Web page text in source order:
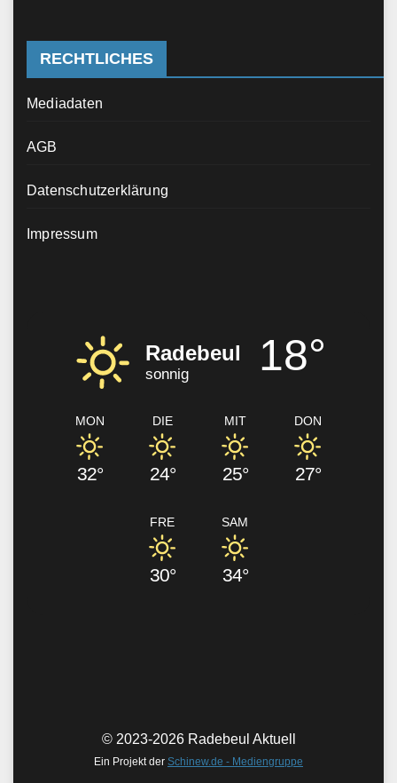
RECHTLICHES
Mediadaten
AGB
Datenschutzerklärung
Impressum
Radebeul
sonnig 18°
MON
32°
DIE
24°
MIT
25°
DON
27°
FRE
30°
SAM
34°
© 2023-2026 Radebeul Aktuell
Ein Projekt der Schinew.de - Mediengruppe